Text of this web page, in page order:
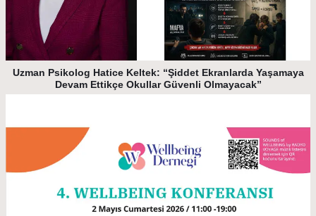
Uzman Psikolog Hatice Keltek: “Şiddet Ekranlarda Yaşamaya
Devam Ettikçe Okullar Güvenli Olmayacak”